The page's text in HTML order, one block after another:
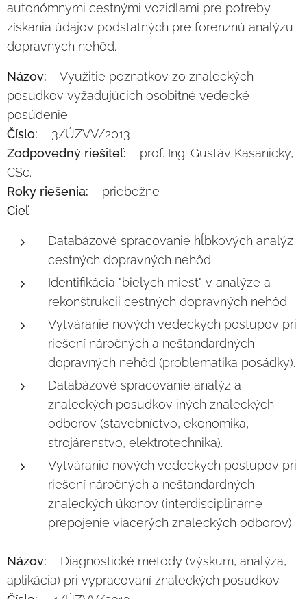
autonómnymi cestnými vozidlami pre potreby
získania údajov podstatných pre forenznú analýzu
dopravných nehôd.
Názov: Využitie poznatkov zo znaleckých
posudkov vyžadujúcich osobitné vedecké
posúdenie
Číslo: 3/ÚZVV/2013
Zodpovedný riešiteľ: prof. Ing. Gustáv Kasanický,
CSc.
Roky riešenia: priebežne
Cieľ
Databázové spracovanie hĺbkových analýz
cestných dopravných nehôd.
Identifikácia "bielych miest" v analýze a
rekonštrukcii cestných dopravných nehôd.
Vytváranie nových vedeckých postupov pri
riešení náročných a neštandardných
dopravných nehôd (problematika posádky).
Databázové spracovanie analýz a
znaleckých posudkov iných znaleckých
odborov (stavebníctvo, ekonomika,
strojárenstvo, elektrotechnika).
Vytváranie nových vedeckých postupov pri
riešení náročných a neštandardných
znaleckých úkonov (interdisciplinárne
prepojenie viacerých znaleckých odborov).
Názov: Diagnostické metódy (výskum, analýza,
aplikácia) pri vypracovaní znaleckých posudkov